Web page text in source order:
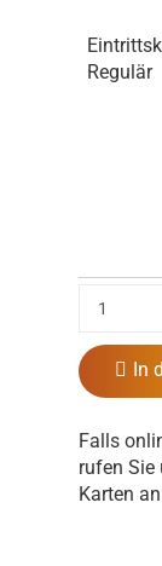
Regulär
In
Falls
rufen Sie
Karten